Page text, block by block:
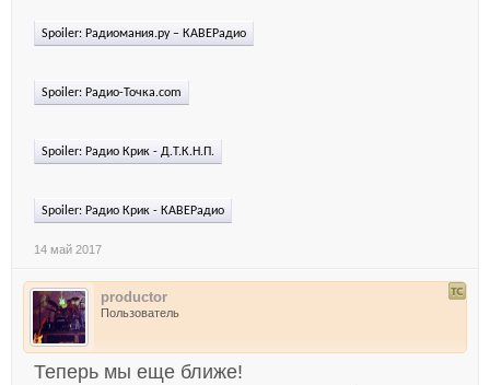
Spoiler: Радиомания.ру – КАВЕРадио
Spoiler: Радио-Точка.com
Spoiler: Радио Крик - Д.Т.К.Н.П.
Spoiler: Радио Крик - КАВЕРадио
14 май 2017
productor
Пользователь
Теперь мы еще ближе!